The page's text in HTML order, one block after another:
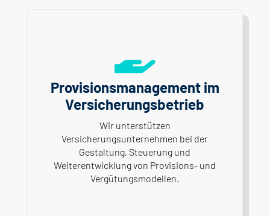

Provisionsmanagement im
Versicherungsbetrieb
Wir unterstützen
Versicherungsunternehmen bei der
Gestaltung, Steuerung und
Weiterentwicklung von Provisions- und
Vergütungsmodellen.